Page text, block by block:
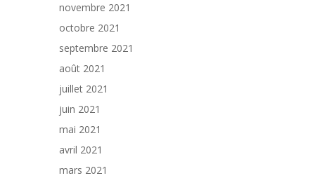
novembre 2021
octobre 2021
septembre 2021
août 2021
juillet 2021
juin 2021
mai 2021
avril 2021
mars 2021